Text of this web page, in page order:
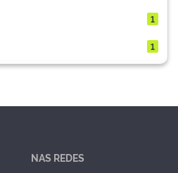
1
1
NAS REDES